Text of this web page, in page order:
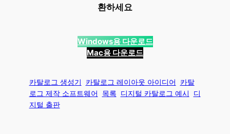
환하세요
Windows용 다운로드
Mac용 다운로드
카탈로그 생성기 카탈로그 레이아웃 아이디어
카탈
로그 제작 소프트웨어
목록 디지털 카탈로그 예시
디
지털 출판